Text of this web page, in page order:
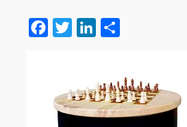
Facebook
Twitter
LinkedIn
Delen